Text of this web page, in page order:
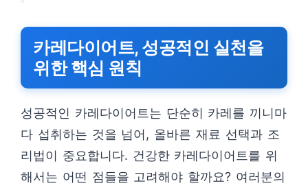
카레다이어트, 성공적인 실천을
위한 핵심 원칙
성공적인 카레다이어트는 단순히 카레를 끼니마
다 섭취하는 것을 넘어, 올바른 재료 선택과 조
리법이 중요합니다. 건강한 카레다이어트를 위
해서는 어떤 점들을 고려해야 할까요? 여러분의